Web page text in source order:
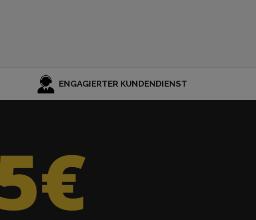
ENGAGIERTER KUNDENDIENST